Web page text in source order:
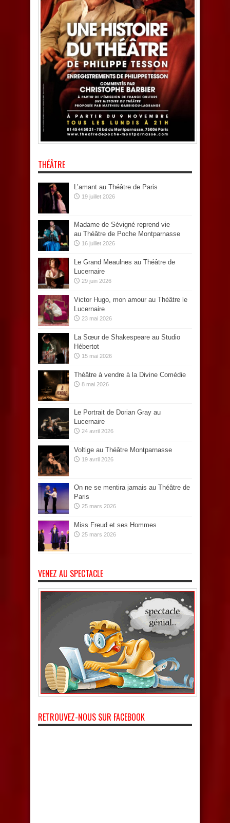
THÉÂTRE
L’amant au Théâtre de Paris
19 juillet 2026
Madame de Sévigné reprend vie
au Théâtre de Poche Montparnasse
16 juillet 2026
Le Grand Meaulnes au Théâtre de
Lucernaire
29 juin 2026
Victor Hugo, mon amour au Théâtre le
Lucernaire
23 mai 2026
La Sœur de Shakespeare au Studio
Hébertot
15 mai 2026
Théâtre à vendre à la Divine Comédie
8 mai 2026
Le Portrait de Dorian Gray au
Lucernaire
24 avril 2026
Voltige au Théâtre Montparnasse
19 avril 2026
On ne se mentira jamais au Théâtre de
Paris
25 mars 2026
Miss Freud et ses Hommes
25 mars 2026
VENEZ AU SPECTACLE
RETROUVEZ-NOUS SUR FACEBOOK